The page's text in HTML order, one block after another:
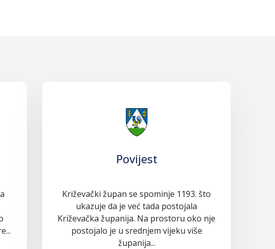
Povijest
Križevački župan se spominje 1193. što
ukazuje da je već tada postojala
Križevačka županija. Na prostoru oko nje
postojalo je u srednjem vijeku više
županija...